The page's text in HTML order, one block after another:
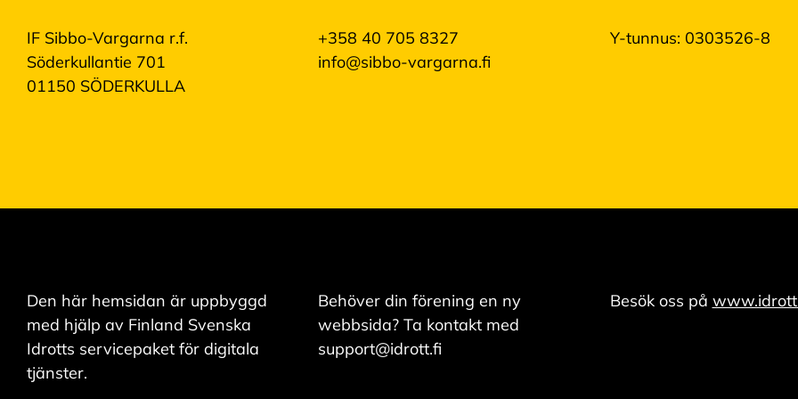
IF Sibbo-Vargarna r.f.
Söderkullantie 701
01150 SÖDERKULLA
+358 40 705 8327
info@sibbo-vargarna.fi
Y-tunnus: 0303526-8
Den här hemsidan är uppbyggd
med hjälp av Finland Svenska
Idrotts servicepaket för digitala
tjänster.
Behöver din förening en ny
webbsida? Ta kontakt med
support@idrott.fi
Besök oss på